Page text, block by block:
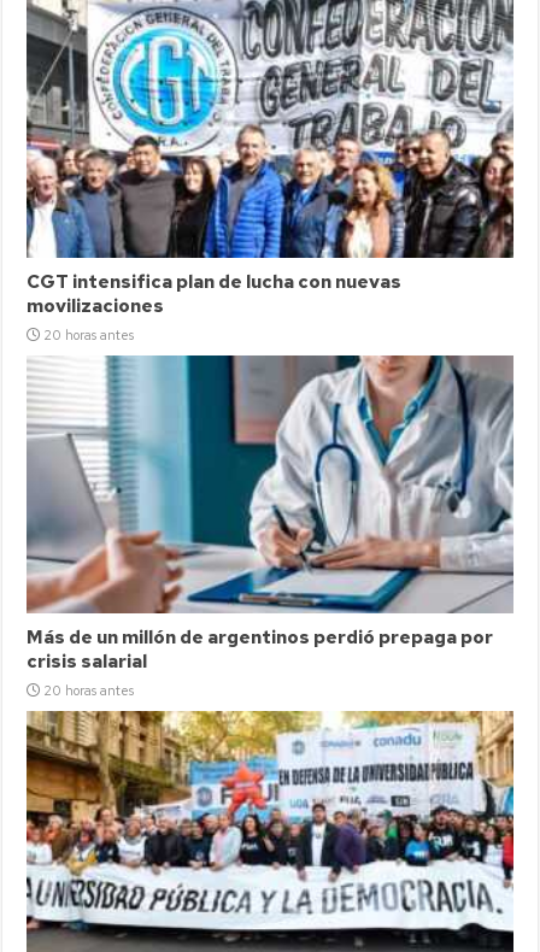
CGT intensifica plan de lucha con nuevas
movilizaciones
20 horas antes
Más de un millón de argentinos perdió prepaga por
crisis salarial
20 horas antes